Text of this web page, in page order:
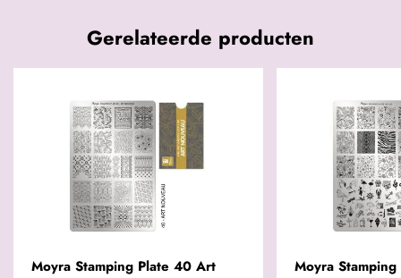
Gerelateerde producten
Moyra Stamping Plate 40 Art
Moyra